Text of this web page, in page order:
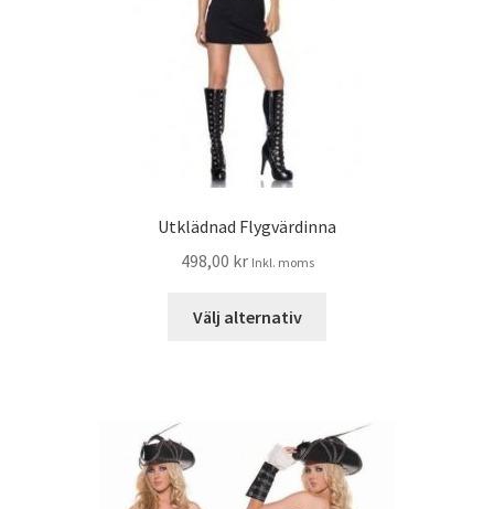
Utklädnad Flygvärdinna
498,00 kr Inkl. moms
Välj alternativ